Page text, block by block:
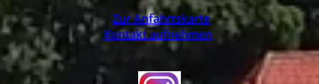
Zur Anfahrtskarte
Kontakt aufnehmen